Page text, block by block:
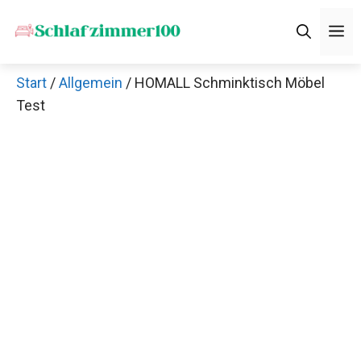
Inhalt
Start /Allgemein / HOMALL Schminktisch Möbel
Test